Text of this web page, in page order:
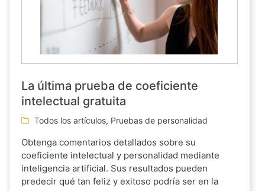
La última prueba de coeficiente
intelectual gratuita
Todos los artículos, Pruebas de personalidad
Obtenga comentarios detallados sobre su
coeficiente intelectual y personalidad mediante
inteligencia artificial. Sus resultados pueden
predecir qué tan feliz y exitoso podría ser en la